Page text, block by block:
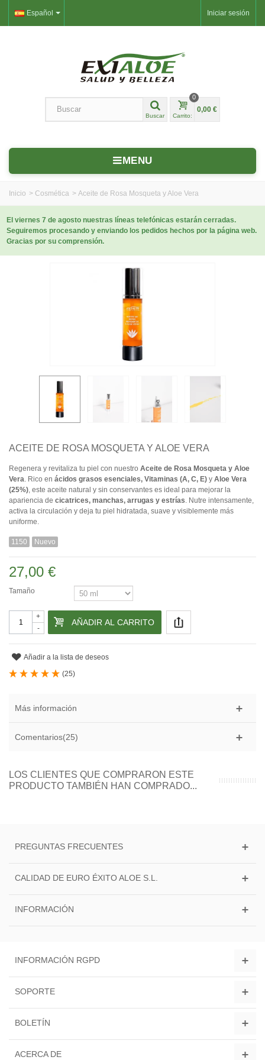
Iniciar sesión
Español
Buscar Carrito:
0
0,00 €
MENU
Inicio > Cosmética > Aceite de Rosa Mosqueta y Aloe Vera
El viernes 7 de agosto nuestras líneas telefónicas estarán cerradas.
Seguiremos procesando y enviando los pedidos hechos por la página web.
Gracias por su comprensión.
ACEITE DE ROSA MOSQUETA Y ALOE VERA
Regenera y revitaliza tu piel con nuestro Aceite de Rosa Mosqueta y Aloe
Vera. Rico en ácidos grasos esenciales, Vitaminas (A, C, E) y Aloe Vera
(25%), este aceite natural y sin conservantes es ideal para mejorar la
apariencia de cicatrices, manchas, arrugas y estrías. Nutre intensamente,
activa la circulación y deja tu piel hidratada, suave y visiblemente más
uniforme.
1150 Nuevo
27,00 €
Tamaño
-
+
AÑADIR AL CARRITO
Añadir a la lista de deseos
(25)
Más información
Comentarios(25)
LOS CLIENTES QUE COMPRARON ESTE
PRODUCTO TAMBIÉN HAN COMPRADO...
PREGUNTAS FRECUENTES
CALIDAD DE EURO ÉXITO ALOE S.L.
INFORMACIÓN
INFORMACIÓN RGPD
SOPORTE
BOLETÍN
ACERCA DE